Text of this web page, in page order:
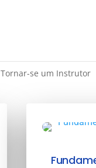
Tornar-se um Instrutor